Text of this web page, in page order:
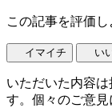
この記事を評価し
イマイチ い
いただいた内容
す。個々のご意